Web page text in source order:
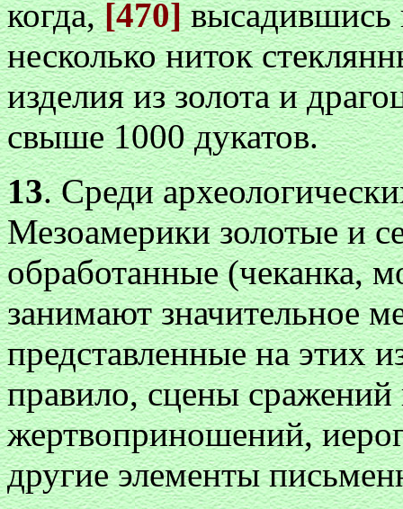
когда,[470]высадившись
несколько ниток
изделия из золота и
свыше 1000 дукатов.
13. Среди
Мезоамерики золотые и
обработанные (чеканка,
занимают значительное
представленные на этих
правило, сцены сражений
жертвоприношений,
другие элементы